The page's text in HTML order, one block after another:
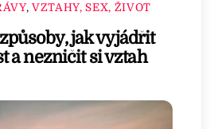
, VZTAHY, SEX, ŽIVOT
jak vyjádřit
a nezničit si vztah